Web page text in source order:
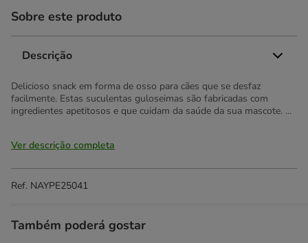
Sobre este produto
Descrição
Delicioso snack em forma de osso para cães que se desfaz
facilmente. Estas suculentas guloseimas são fabricadas com
ingredientes apetitosos e que cuidam da saúde da sua mascote. ...
Ver descrição completa
Ref. NAYPE25041
Também poderá gostar